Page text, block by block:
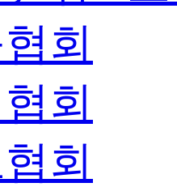
회
회
회